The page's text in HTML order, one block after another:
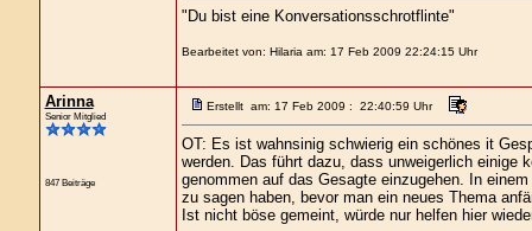
"Du bist eine Konversationsschrotflinte"
Bearbeitet von: Hilaria am: 17 Feb 2009 22:24:15 Uhr
Arinna
Senior Mitglied
847 Beiträge
Erstellt am: 17 Feb 2009 : 22:40:59 Uhr
OT: Es ist wahnsinig schwierig ein schönes it
werden. Das führt dazu, dass unweigerlich einige
genommen auf das Gesagte einzugehen. In
zu sagen haben, bevor man ein neues Thema
Ist nicht böse gemeint, würde nur helfen hier